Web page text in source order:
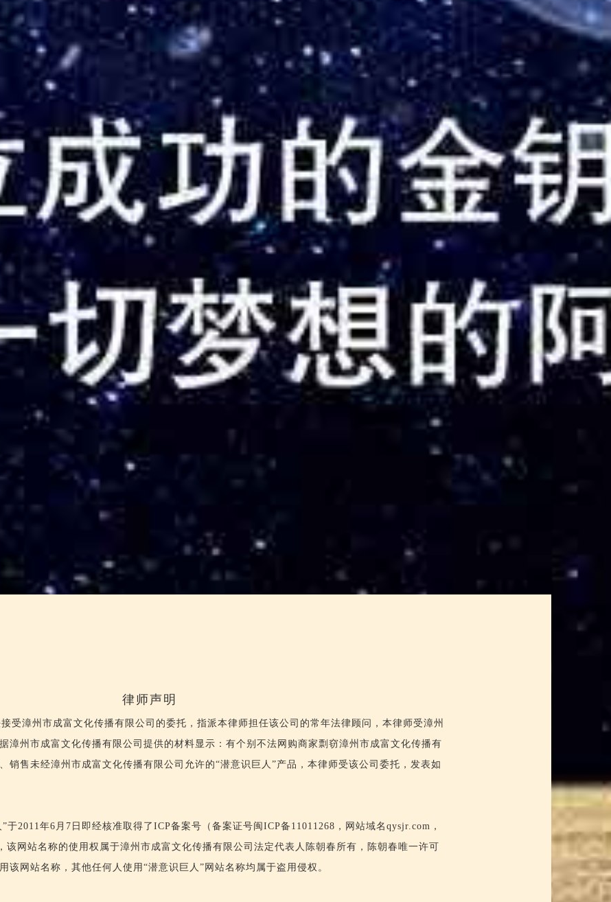
律师声明
受漳州市成富文化传播有限公司的委托，指派本律师担任该公司的常年法律顾问，本律师受漳州
漳州市成富文化传播有限公司提供的材料显示：有个别不法网购商家剽窃漳州市成富文化传播有
销售未经漳州市成富文化传播有限公司允许的“潜意识巨人”产品，本律师受该公司委托，发表如
于2011年6月7日即经核准取得了ICP备案号（备案证号闽ICP备11011268，网站域名qysjr.com，
该网站名称的使用权属于漳州市成富文化传播有限公司法定代表人陈朝春所有，陈朝春唯一许可
该网站名称，其他任何人使用“潜意识巨人”网站名称均属于盗用侵权。